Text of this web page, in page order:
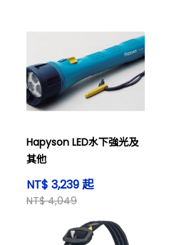
Hapyson LED水下強光及
其他
NT$ 3,239 起
NT$ 4,049